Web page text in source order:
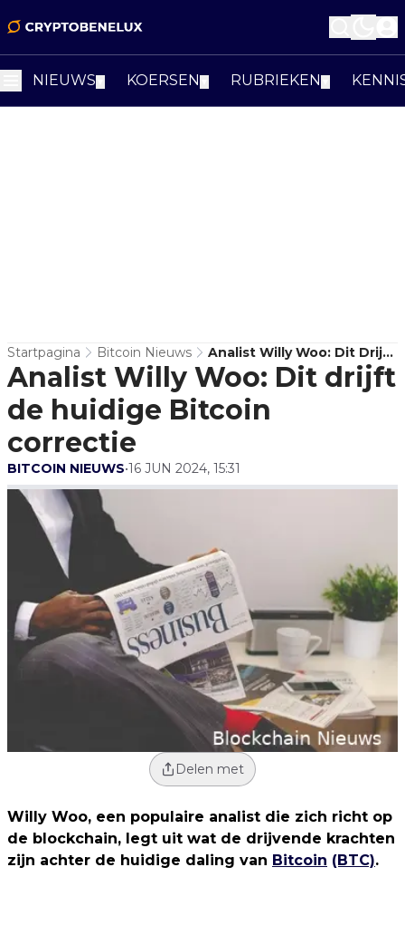
NIEUWS KOERSEN RUBRIEKEN
Startpagina Bitcoin Nieuws
Analist Willy Woo: Dit Drijft
De Huidige Bitcoin
Correctie
Analist Willy Woo: Dit drijft
de huidige Bitcoin
correctie
BITCOIN NIEUWS•16 JUN 2024, 15:31
Delen met
Willy Woo, een populaire analist die zich richt op
de blockchain, legt uit wat de drijvende krachten
zijn achter de huidige daling van Bitcoin (BTC).